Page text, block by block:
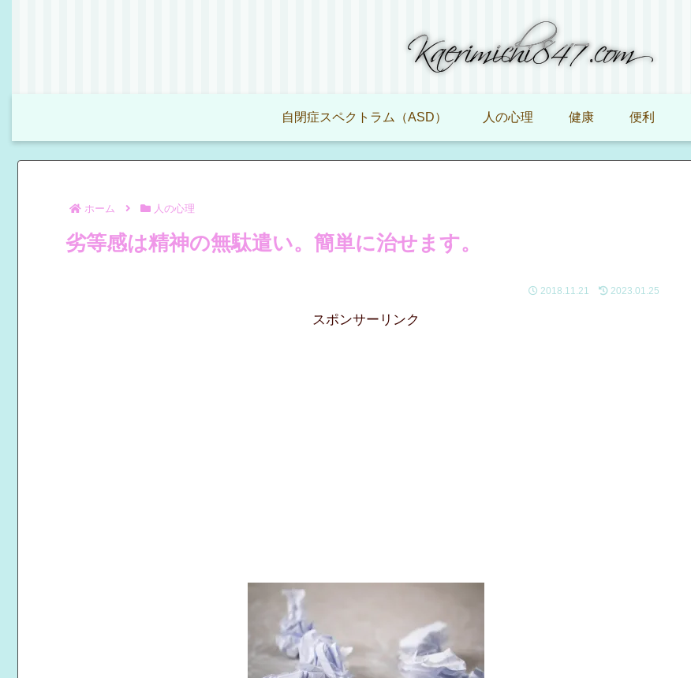
自閉症スペクトラム（ASD） 人の心理 健康 便利
ホーム 人の心理
劣等感は精神の無駄遣い。簡単に治せます。
2018.11.21 2023.01.25
スポンサーリンク